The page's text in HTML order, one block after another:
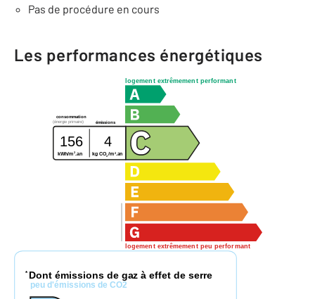
Pas de procédure en cours
Les performances énergétiques
logement extrêmement performant
logement extrêmement peu performant
consommation
émissions
(énergie primaire)
156 4
kWh/m 2 .an kg CO2/m2.an
* Dont émissions de gaz à effet de serre
peu d'émissions de CO2